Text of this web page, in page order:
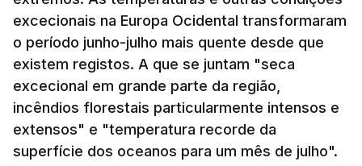
excecionais na Europa Ocidental transformaram
o período junho-julho mais quente desde que
existem registos. A que se juntam "seca
excecional em grande parte da região,
incêndios florestais particularmente intensos e
extensos" e "temperatura recorde da
superfície dos oceanos para um mês de julho".